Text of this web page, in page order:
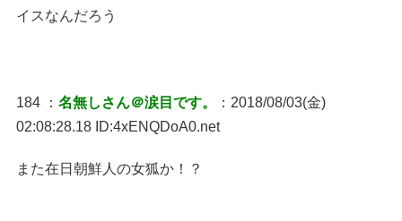
イスなんだろう
184 ： 名無しさん＠涙目です。
：2018/08/03(金)
02:08:28.18 ID:4xENQDoA0.net
また在日朝鮮人の女狐か！？